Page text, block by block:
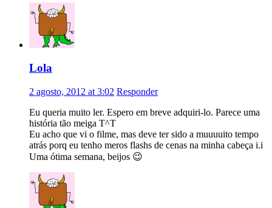
Lola
2 agosto, 2012 at 3:02 Responder
Eu queria muito ler. Espero em breve adquiri-lo. Parece uma
história tão meiga T^T
Eu acho que vi o filme, mas deve ter sido a muuuuito tempo
atrás porq eu tenho meros flashs de cenas na minha cabeça i.i
Uma ótima semana, beijos 😉